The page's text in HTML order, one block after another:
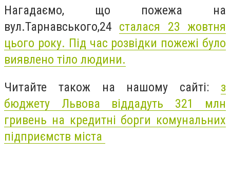
Нагадаємо, що пожежа на
вул.Тарнавського,24 сталася 23 жовтня
цього року. Під час розвідки пожежі було
виявлено тіло людини.
Читайте також на нашому сайті: з
бюджету Львова віддадуть 321 млн
гривень на кредитні борги комунальних
підприємств міста